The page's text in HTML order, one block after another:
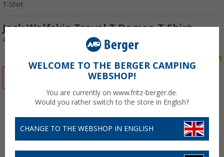
T-Shirt
Jack Wolfskin Travel T Damen T-Shirt
Art.-Nr.: 219886XXL
WELCOME TO THE BERGER CAMPING
WEBSHOP!
You are currently on www.fritz-berger.de.
Would you rather switch to the store in English?
CHANGE TO THE WEBSHOP IN ENGLISH